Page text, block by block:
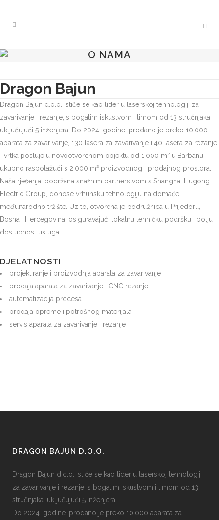
O NAMA
Dragon Bajun
Dragon Bajun d.o.o. ističe se kao lider u laserskoj tehnologiji za
zavarivanje i rezanje, s bogatim iskustvom i timom od 13 stručnjaka,
uključujući 5 inženjera. Do 2024. godine, prodano je preko 10.000
aparata za zavarivanje, 130 lasera za zavarivanje i 40 lasera za rezanje.
Tvrtka posluje u novootvorenom objektu od 1.000 m² u Barbanu i
ukupno raspolažući s 2.000 m² proizvodnog i prodajnog prostora.
Naša rješenja, podržana snažnim partnerstvom s Shanghai Hugong
Electric Group, donose vrhunsku tehnologiju na domaće i
međunarodno tržište. Uz to, otvorena je podružnica u Prijedoru,
Bosna i Hercegovina, osiguravajući lokalnu tehničku podršku i bolju
dostupnost usluga.
DJELATNOSTI
projektiranje i proizvodnja aparata za zavarivanje
prodaja aparata za zavarivanje i CNC rezanje
automatizacija procesa
prodaja opreme i potrošnog materijala
servis aparata za zavarivanje i rezanje
DRAGON BAJUN D.O.O.
Dragon Bajun d.o.o. ističe se kao lider u laserskoj tehnologiji
za zavarivanje i rezanje, s bogatim iskustvom i timom od 13
stručnjaka, uključujući 5 inženjera.
Do 2024. godine, prodano je preko 10.000 aparata za